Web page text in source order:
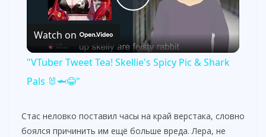
P
l
y
Watch on
"VTuber Tweet Tea! Skellie's Spicy Pic & Shark
Pals 🐰🦈😂"
Стас неловко поставил часы на край верстака, словно
боялся причинить им ещё больше вреда. Лера, не